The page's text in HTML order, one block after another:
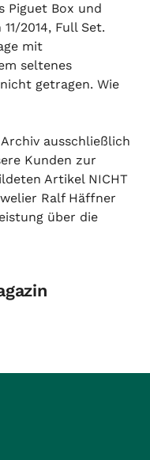
Piguet Box und
2014, Full Set.
mit
seltenes
getragen. Wie
ausschließlich
Kunden zur
Artikel NICHT
Ralf Häffner
über die